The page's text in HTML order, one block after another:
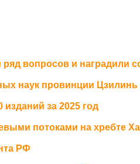
вопросов и наградили
наук провинции Цзилинь
за 2025 год
потоками на хребте
РФ